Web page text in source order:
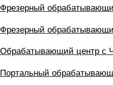
Фрезерный
Фрезерный
Обрабатывающий центр с
Портальный